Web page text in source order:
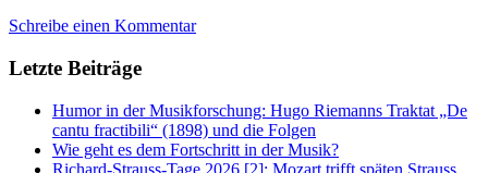
Schreibe einen Kommentar
Letzte Beiträge
Humor in der Musikforschung: Hugo Riemanns Traktat „De
cantu fractibili“ (1898) und die Folgen
Wie geht es dem Fortschritt in der Musik?
Richard-Strauss-Tage 2026 [2]: Mozart trifft späten Strauss,